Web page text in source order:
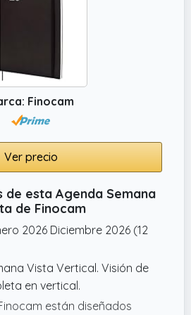
Y RESISTENTES –
plásticas duraderas
diario, dobleces o caídas
ni funcionalidad, siendo
Finocam
Ver precio
de esta Agenda Semana
de Finocam
2026 Diciembre 2026 (12
Vista Vertical. Visión de
en vertical.
están diseñados